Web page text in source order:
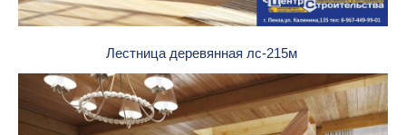
Лестница деревянная лс-215м